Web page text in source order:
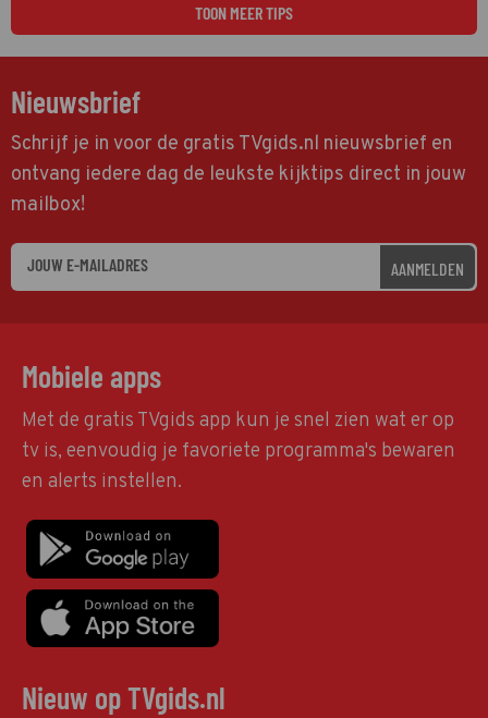
TOON MEER TIPS
Nieuwsbrief
Schrijf je in voor de gratis TVgids.nl nieuwsbrief en
ontvang iedere dag de leukste kijktips direct in jouw
mailbox!
AANMELDEN
Mobiele apps
Met de gratis TVgids app kun je snel zien wat er op
tv is, eenvoudig je favoriete programma's bewaren
en alerts instellen.
Nieuw op TVgids.nl